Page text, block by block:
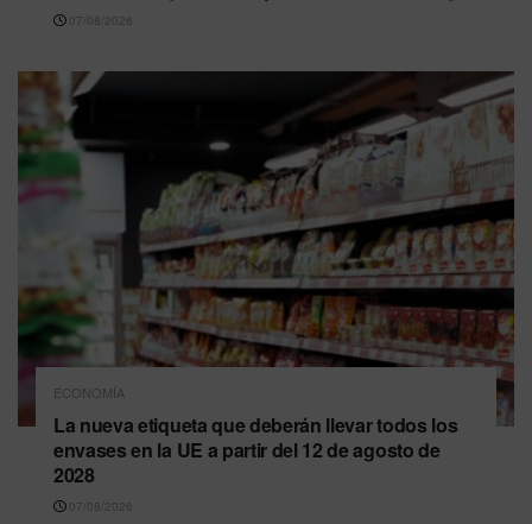
07/08/2026
ECONOMÍA
La nueva etiqueta que deberán llevar todos los
envases en la UE a partir del 12 de agosto de
2028
07/08/2026